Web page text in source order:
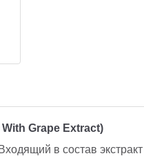
Grape Extract)
в состав